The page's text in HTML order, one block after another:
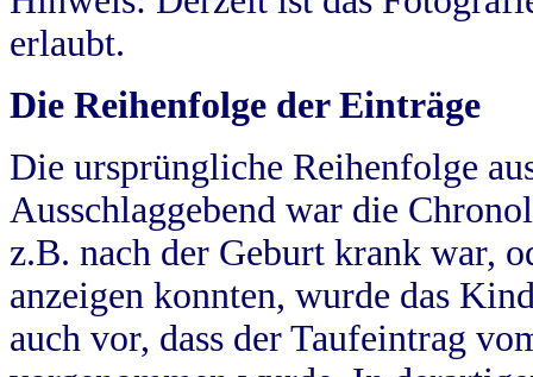
erlaubt.
Die Reihenfolge der Einträge
Die ursprüngliche Reihenfolge
Ausschlaggebend war die
z.B. nach der Geburt krank war,
anzeigen konnten, wurde das
auch vor, dass der Taufeintrag